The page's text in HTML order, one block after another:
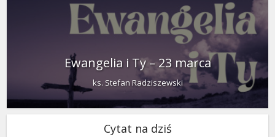
Ewangelia i Ty – 23 marca
ks. Stefan Radziszewski
Cytat na dziś